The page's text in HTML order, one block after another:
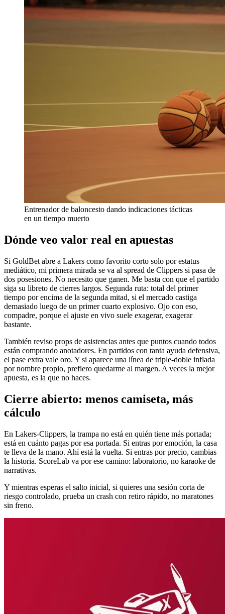
Entrenador de baloncesto dando indicaciones tácticas
en un tiempo muerto
Dónde veo valor real en apuestas
Si GoldBet abre a Lakers como favorito corto solo por estatus
mediático, mi primera mirada se va al spread de Clippers si pasa de
dos posesiones. No necesito que ganen. Me basta con que el partido
siga su libreto de cierres largos. Segunda ruta: total del primer
tiempo por encima de la segunda mitad, si el mercado castiga
demasiado luego de un primer cuarto explosivo. Ojo con eso,
compadre, porque el ajuste en vivo suele exagerar, exagerar
bastante.
También reviso props de asistencias antes que puntos cuando todos
están comprando anotadores. En partidos con tanta ayuda defensiva,
el pase extra vale oro. Y si aparece una línea de triple-doble inflada
por nombre propio, prefiero quedarme al margen. A veces la mejor
apuesta, es la que no haces.
Cierre abierto: menos camiseta, más
cálculo
En Lakers-Clippers, la trampa no está en quién tiene más portada;
está en cuánto pagas por esa portada. Si entras por emoción, la casa
te lleva de la mano. Ahí está la vuelta. Si entras por precio, cambias
la historia. ScoreLab va por ese camino: laboratorio, no karaoke de
narrativas.
Y mientras esperas el salto inicial, si quieres una sesión corta de
riesgo controlado, prueba un crash con retiro rápido, no maratones
sin freno.